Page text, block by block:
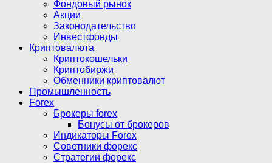
Фондовый рынок
Акции
Законодательство
Инвестфонды
Криптовалюта
Криптокошельки
Криптобиржи
Обменники криптовалют
Промышленность
Forex
Брокеры forex
Бонусы от брокеров
Индикаторы Forex
Советники форекс
Стратегии форекс